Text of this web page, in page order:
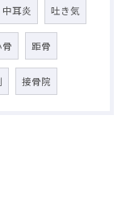
中耳炎 吐き気
距骨
接骨院